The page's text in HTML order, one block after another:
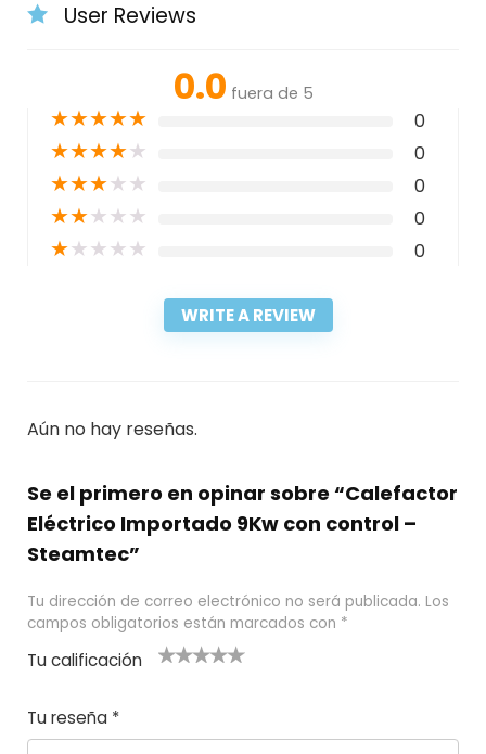
User Reviews
0.0 fuera de 5
★★★★★ 0
★★★★★ 0
★★★★★ 0
★★★★★ 0
★★★★★ 0
WRITE A REVIEW
Aún no hay reseñas.
Se el primero en opinar sobre “Calefactor
Eléctrico Importado 9Kw con control –
Steamtec”
Tu dirección de correo electrónico no será publicada. Los
campos obligatorios están marcados con *
Tu calificación
e
5
las
s
Tu reseña *